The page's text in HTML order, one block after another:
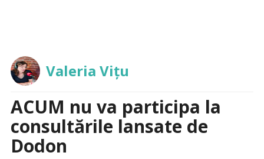
Valeria Vițu
ACUM nu va participa la
consultările lansate de
Dodon